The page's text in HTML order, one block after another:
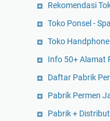
Rekomendasi
Toko Ponsel -
Toko
Info 50+ Alamat
Daftar Pabrik
Pabrik Permen
Pabrik +